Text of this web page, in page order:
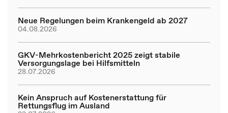
Neue Regelungen beim Krankengeld ab 2027
04.08.2026
GKV-Mehrkostenbericht 2025 zeigt stabile
Versorgungslage bei Hilfsmitteln
28.07.2026
Kein Anspruch auf Kostenerstattung für
Rettungsflug im Ausland